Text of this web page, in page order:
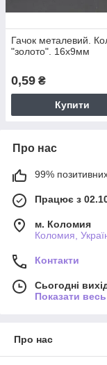
Гачок металевий.
"золото". 16х9мм
0,59 ₴
Купити
Про нас
99% позитивних
Працює з
м. Коломия
Коломия,
Контакти
Сьогодні
Показати
Про нас